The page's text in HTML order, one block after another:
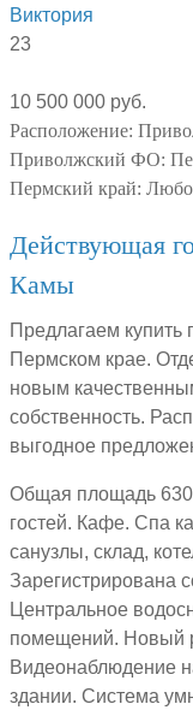
Виктория
23
10 500 000 руб.
Расположение:
Приволжский ФО:
Пермский край:
Действующая
Камы
Предлагаем купить
Пермском крае.
новым
собственность.
выгодное
Общая площадь
гостей. Кафе. Спа
санузлы, склад,
Зарегистрирована
Центральное
помещений. Новый
Видеонаблюдение
здании. Система